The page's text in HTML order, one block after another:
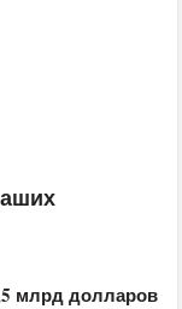
млрд долларов